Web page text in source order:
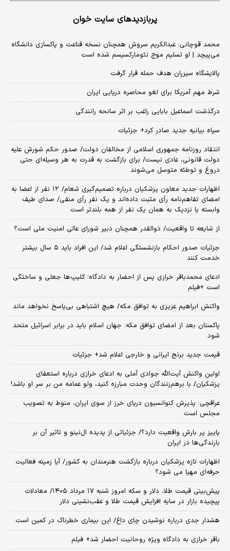
پربازدیدهای سایت خوان
محمد قوچانی: عبدالکریم سروش همچنان نسخه قناعت و پاکسازی دانشگاه
می‌پیچد | او تسلیم موج نئومارکسیسم شده است
پالایشگاه سیزران هدف حمله قرار گرفت
شرط مهم آمریکا برای لغو محاصره دریایی ایران
درگذشت اسماعیل بابایی راغب بر اثر سانحه رانندگی
سپاه بیانیه جدید صادر کرد+ جزئیات
انتقاد روزنامه جمهوری اسلامی از مخالفان دولت/ صدور حکم شورش علیه
دولت قانونی، عادی نیست/ برای بازگشت به قدرت به هر وسیله‌ای حتی
دروغ و توطئه متوسل می‌شوند
اظهارات جدید معاون پزشکیان درباره تصمیم‌گیری شعام/ ۱۲ نفر از اعضا به
امضای تفاهم‌نامه رأی مثبت داده‌اند و یک نفر رأی منفی/ صدای طیف
وابسته یا نزدیک به همان یک نفر از همه بلندتر است
از شایعه تا واقعیت/ ذوالقدر همچنان دبیر شورای ‌عالی امنیت ملی است؟
جزئیات صدور احکام بازنشستگی اعلام شد/ این افراد باید ۵ سال بیشتر
خدمت کنند
ادعای محمدباقر خرازی پس از احضار به دادگاه؛ کلیپ‌ها جعلی و ساختگی
است +فیلم
واکنش ابراهیم عزیزی به توافق مکه/ هیچ اشتباهی بی‌پاسخ نخواهد ماند
پاکستان بعد از امضای توافق مکه: جهان اسلام باید در برابر اسرائیل متحد
شود
قیمت جدید برنج ایرانی و خارجی اعلام شد+ جزئیات
اولین واکنش آیت‌الله جوادی آملی به ادعای خرازی درباره استعفای
پزشکیان/ با برهم‌زنندگان وحدت مبارزه کنید، ولو عمامه من بر سر او باشد!
عراقچی: پذیرش کنوانسیون دریای خرز از سوی ایران، منوط به تصویب
مجلس است
پاییز پر بارش واقعیت دارد؟/ جزئیاتی از پدیده ال‌نینو و تاثیر آن بر
بارندگی‌ها در ایران
اظهارات تازه پزشکیان درباره بازگشت هنرمندان به کشور/ آیا زمینه فعالیت
حرفه‌ای مهیا می شود؟
پیش‌بینی قیمت طلا، دلار و سکه امروز شنبه ۱۷ مرداد ۱۴۰۵/ معادلات
پیچیده بازار در سایه افزایش قیمت طلا و عقب‌نشینی دلار
هشدار جدی درباره نوشیدن چای داغ/ این بیماری خطرناک در کمین است
باقر خرازی به دادگاه ویژه روحانیت احضار شد+ فیلم